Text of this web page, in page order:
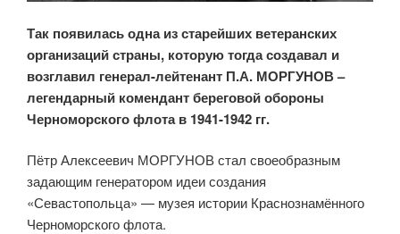
Так появилась одна из старейших ветеранских
организаций страны, которую тогда создавал и
возглавил генерал-лейтенант П.А. МОРГУНОВ –
легендарный комендант береговой обороны
Черноморского флота в 1941-1942 гг.
Пётр Алексеевич МОРГУНОВ стал своеобразным
задающим генератором идеи создания
«Севастопольца» — музея истории Краснознамённого
Черноморского флота.